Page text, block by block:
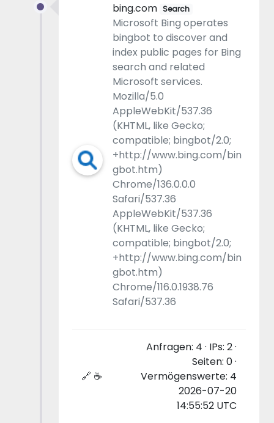
bing.com Search
Microsoft Bing operates
bingbot to discover and
index public pages for Bing
search and related
Microsoft services.
Mozilla/5.0
AppleWebKit/537.36
(KHTML, like Gecko;
compatible; bingbot/2.0;
+http://www.bing.com/bin
gbot.htm)
Chrome/136.0.0.0
Safari/537.36
AppleWebKit/537.36
(KHTML, like Gecko;
compatible; bingbot/2.0;
+http://www.bing.com/bin
gbot.htm)
Chrome/116.0.1938.76
Safari/537.36
🔗 ☕
Anfragen: 4 · IPs: 2 ·
Seiten: 0 ·
Vermögenswerte: 4
2026-07-20
14:55:52 UTC